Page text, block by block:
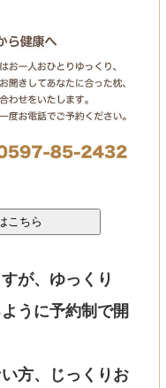
が、ゆっくり
うに予約制で開
方、じっくりお